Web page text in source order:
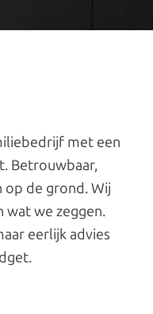
met een
Betrouwbaar,
de grond. Wij
wat we zeggen.
eerlijk advies